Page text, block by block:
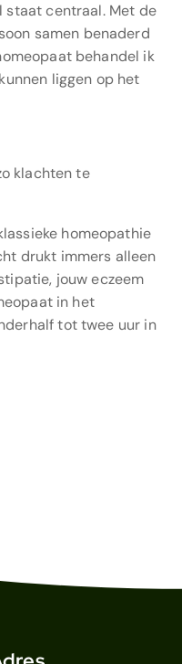
staat centraal. Met de
samen benaderd
behandel ik
liggen op het
klachten te
homeopathie
drukt immers alleen
jouw eczeem
in het
tot twee uur in